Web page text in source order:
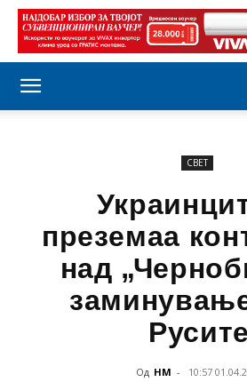
СВЕТ
преземаа
над
Русите
Од НМ - 10:57